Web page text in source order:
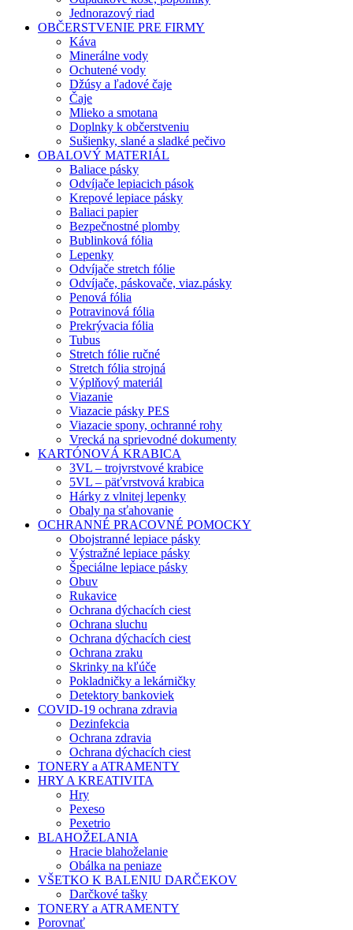
Jednorazový riad
OBČERSTVENIE PRE FIRMY
Káva
Minerálne vody
Ochutené vody
Džúsy a ľadové čaje
Čaje
Mlieko a smotana
Doplnky k občerstveniu
Sušienky, slané a sladké pečivo
OBALOVÝ MATERIÁL
Baliace pásky
Odvíjače lepiacich pások
Krepové lepiace pásky
Baliaci papier
Bezpečnostné plomby
Bublinková fólia
Lepenky
Odvíjače stretch fólie
Odvíjače, páskovače, viaz.pásky
Penová fólia
Potravinová fólia
Prekrývacia fólia
Tubus
Stretch fólie ručné
Stretch fólia strojná
Výplňový materiál
Viazanie
Viazacie pásky PES
Viazacie spony, ochranné rohy
Vrecká na sprievodné dokumenty
KARTÓNOVÁ KRABICA
3VL – trojvrstvové krabice
5VL – päťvrstvová krabica
Hárky z vlnitej lepenky
Obaly na sťahovanie
OCHRANNÉ PRACOVNÉ POMOCKY
Obojstranné lepiace pásky
Výstražné lepiace pásky
Špeciálne lepiace pásky
Obuv
Rukavice
Ochrana dýchacích ciest
Ochrana sluchu
Ochrana dýchacích ciest
Ochrana zraku
Skrinky na kľúče
Pokladničky a lekárničky
Detektory bankoviek
COVID-19 ochrana zdravia
Dezinfekcia
Ochrana zdravia
Ochrana dýchacích ciest
TONERY a ATRAMENTY
HRY A KREATIVITA
Hry
Pexeso
Pexetrio
BLAHOŽELANIA
Hracie blahoželanie
Obálka na peniaze
VŠETKO K BALENIU DARČEKOV
Darčkové tašky
TONERY a ATRAMENTY
Porovnať